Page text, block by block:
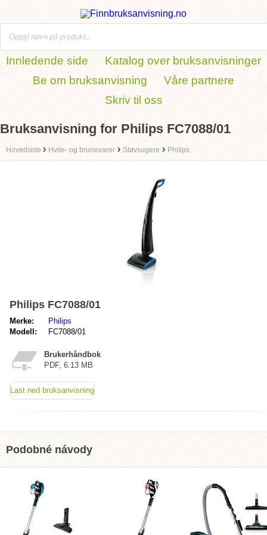
Innledende side
Katalog over bruksanvisninger
Be om bruksanvisning
Våre partnere
Skriv til oss
Bruksanvisning for Philips FC7088/01
Hovedside › Hvite- og brunevarer › Støvsugere › Philips
Philips FC7088/01
Merke:
Philips
Modell:
FC7088/01
Brukerhåndbok
PDF, 6.13 MB
Last ned bruksanvisning
Podobné návody